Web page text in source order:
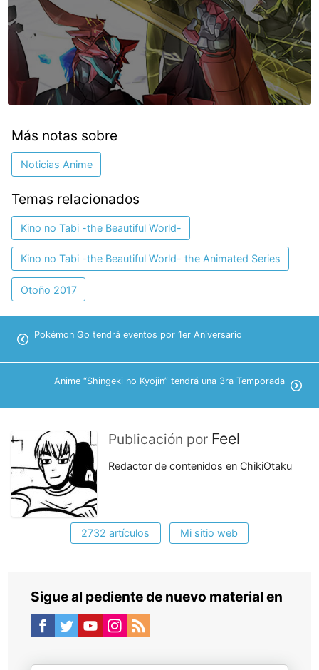
Más notas sobre
Noticias Anime
Temas relacionados
Kino no Tabi -the Beautiful World-
Kino no Tabi -the Beautiful World- the Animated Series
Otoño 2017
Pokémon Go tendrá eventos por 1er Aniversario
Anime “Shingeki no Kyojin” tendrá una 3ra Temporada
Publicación por Feel
Redactor de contenidos en ChikiOtaku
2732 artículos Mi sitio web
Sigue al pediente de nuevo material en